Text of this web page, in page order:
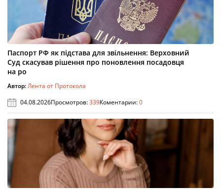
Паспорт РФ як підстава для звільнення: Верховний
Суд скасував рішення про поновлення посадовця
на ро
Автор:Лента от Протокола
04.08.2026Просмотров:339Коментарии:0